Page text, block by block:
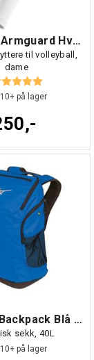
Womens Armguard Hvit NS
til volleyball,
dame
5.0 av 5
10+ på lager
Training Backpack Blå NS
sekk, 40L
10+ på lager